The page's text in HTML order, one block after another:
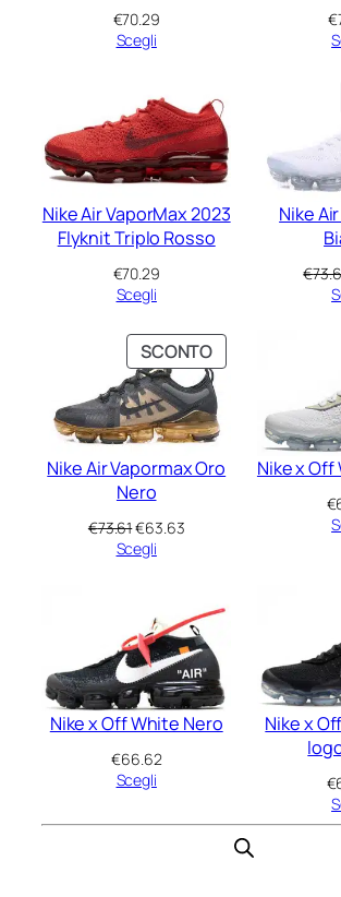
€70.29
Scegli
€
Nike Air VaporMax 2023
Flyknit Triplo Rosso
€70.29
Scegli
Nike
€
SCONTOPRODOTTO
IN
VENDITA
Nike Air Vapormax Oro
Nero
€73.61Il
prezzo
€63.63Il
€63.63.
Scegli
Nike x
€
Nike x Off White Nero
€66.62
Scegli
Nike x
€